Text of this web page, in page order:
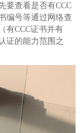
要查看是否有CCC
编号等通过网络查
有CCC证书并有
证的能力范围之